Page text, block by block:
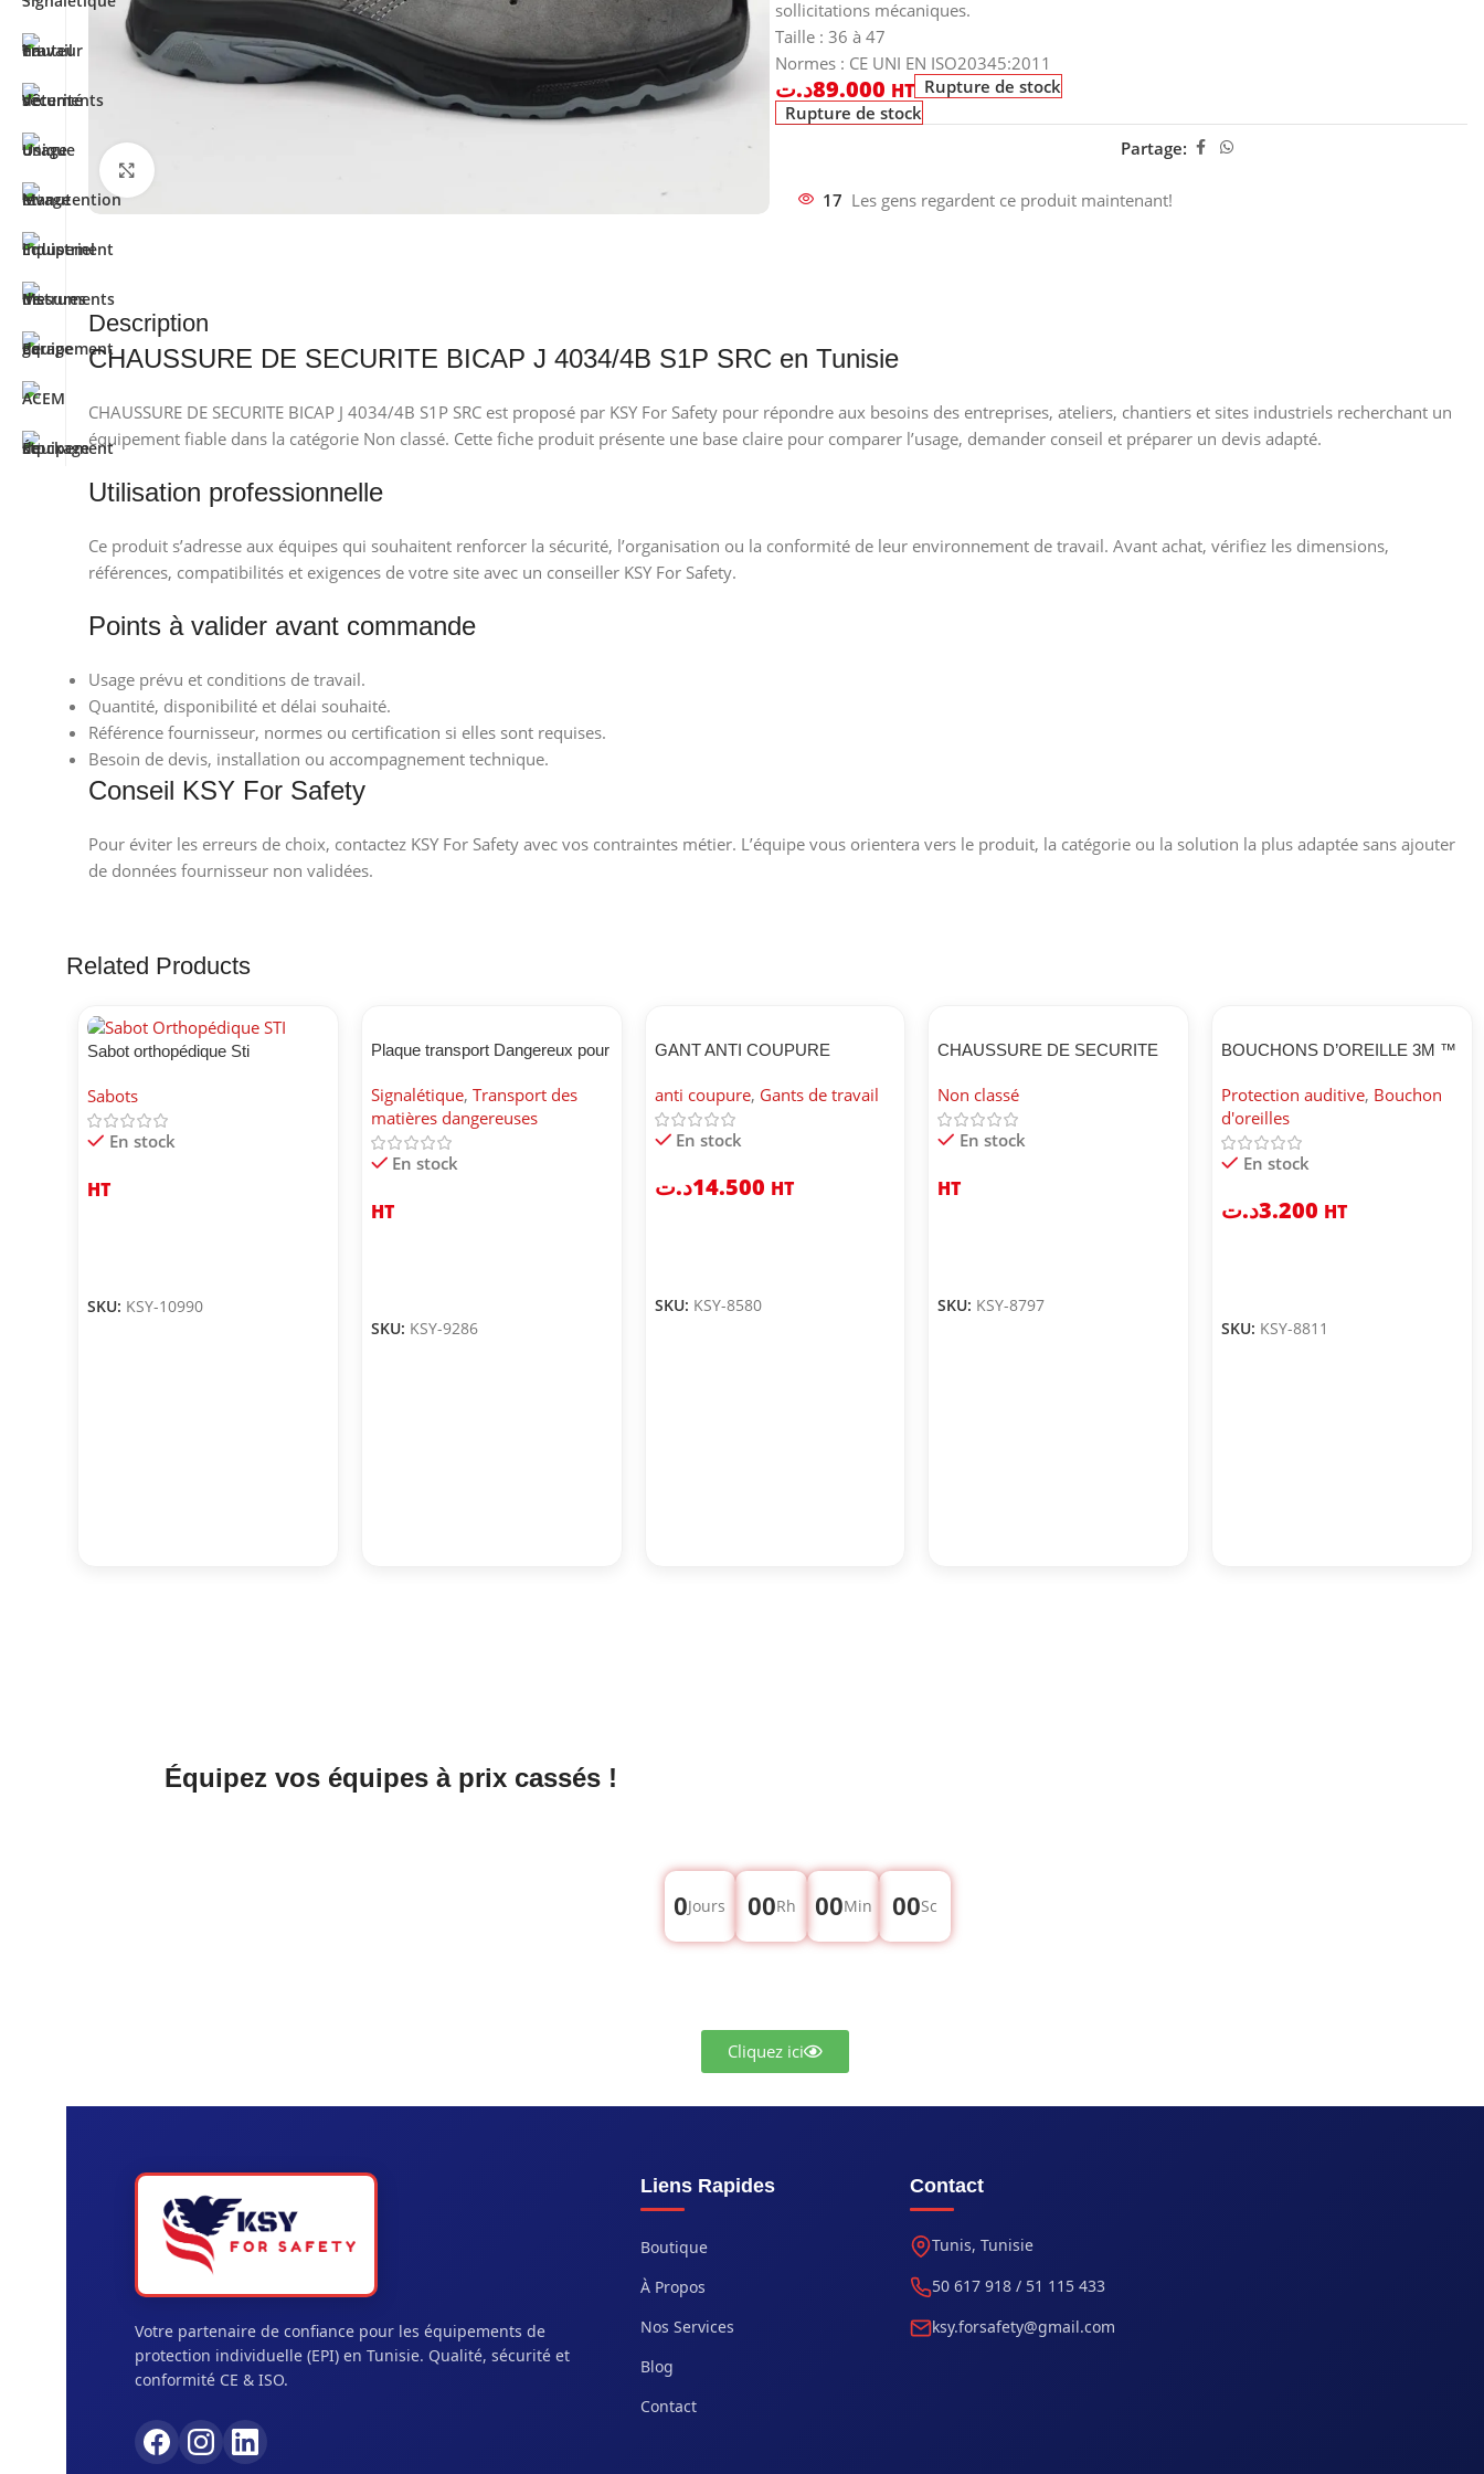
sollicitations mécaniques.
Taille : 36 à 47
Normes : CE UNI EN ISO20345:2011
89.000د.ت HT Rupture de stock
Rupture de stock
Partage:
17 Les gens regardent ce produit maintenant!
Description
CHAUSSURE DE SECURITE BICAP J 4034/4B S1P SRC en Tunisie
CHAUSSURE DE SECURITE BICAP J 4034/4B S1P SRC est proposé par KSY For Safety pour répondre aux besoins des entreprises, ateliers, chantiers et sites industriels recherchant un
équipement fiable dans la catégorie Non classé. Cette fiche produit présente une base claire pour comparer l’usage, demander conseil et préparer un devis adapté.
Utilisation professionnelle
Ce produit s’adresse aux équipes qui souhaitent renforcer la sécurité, l’organisation ou la conformité de leur environnement de travail. Avant achat, vérifiez les dimensions,
références, compatibilités et exigences de votre site avec un conseiller KSY For Safety.
Points à valider avant commande
Usage prévu et conditions de travail.
Quantité, disponibilité et délai souhaité.
Référence fournisseur, normes ou certification si elles sont requises.
Besoin de devis, installation ou accompagnement technique.
Conseil KSY For Safety
Pour éviter les erreurs de choix, contactez KSY For Safety avec vos contraintes métier. L’équipe vous orientera vers le produit, la catégorie ou la solution la plus adaptée sans ajouter
de données fournisseur non validées.
Related Products
Sabot orthopédique Sti
Sabots
En stock
HT
SKU: KSY-10990
Plaque transport Dangereux pour
Signalétique, Transport des
matières dangereuses
En stock
HT
SKU: KSY-9286
GANT ANTI COUPURE
anti coupure, Gants de travail
En stock
14.500د.ت HT
SKU: KSY-8580
CHAUSSURE DE SECURITE
Non classé
En stock
HT
SKU: KSY-8797
BOUCHONS D’OREILLE 3M ™
Protection auditive, Bouchon
d'oreilles
En stock
3.200د.ت HT
SKU: KSY-8811
Équipez vos équipes à prix cassés !
0Jours 00Rh 00Min 00Sc
Cliquez ici
Votre partenaire de confiance pour les équipements de
protection individuelle (EPI) en Tunisie. Qualité, sécurité et
conformité CE & ISO.
Liens Rapides
Boutique
À Propos
Nos Services
Blog
Contact
Contact
Tunis, Tunisie
50 617 918 / 51 115 433
ksy.forsafety@gmail.com